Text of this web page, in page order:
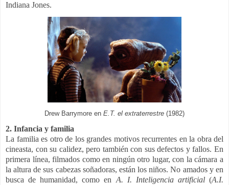
Indiana Jones.
Drew Barrymore en E.T. el extraterrestre (1982)
2. Infancia y familia
La familia es otro de los grandes motivos recurrentes en la obra del
cineasta, con su calidez, pero también con sus defectos y fallos. En
primera línea, filmados como en ningún otro lugar, con la cámara a
la altura de sus cabezas soñadoras, están los niños. No amados y en
busca de humanidad, como en A. I. Inteligencia artificial(A.I.